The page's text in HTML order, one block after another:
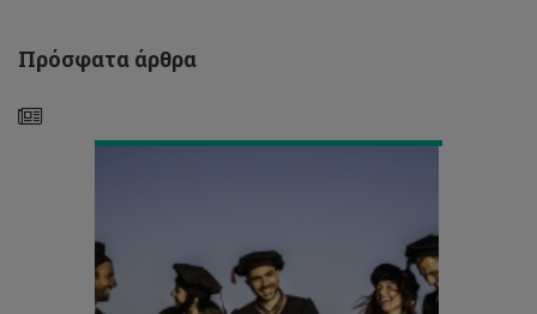
Πρόσφατα άρθρα
με
4,000